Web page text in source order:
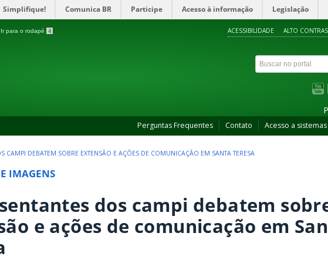
Simplifique! Comunica BR Participe Acesso à informação Legislação
Ir para o rodapé 4 ACESSIBILIDADE ALTO
Perguntas Frequentes Contato Acesso a sistemas
CAMPI DEBATEM SOBRE EXTENSÃO E AÇÕES DE COMUNICAÇÃO EM SANTA TERESA
IMAGENS
dos campi debatem
e ações de comunicação em